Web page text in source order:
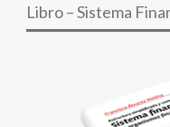
Libro – Sistema